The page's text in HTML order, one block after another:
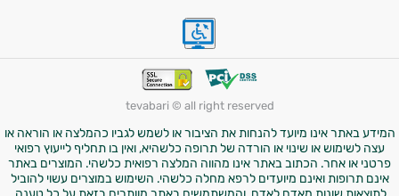
tevabari © all right reserved
המידע באתר אינו מיועד להנחות את הציבור או לשמש לגביו כהמלצה או הוראה או
עצה לשימוש או שינוי או הורדה של תרופה כלשהיא, ואין בו תחליף לייעוץ רפואי
פרטני או אחר. הכתוב באתר אינו מהווה המלצה רפואית כלשהי. המוצרים באתר
אינם תרופות ואינם מיועדים לרפא מחלה כלשהי. השימוש במוצרים עשוי להוביל